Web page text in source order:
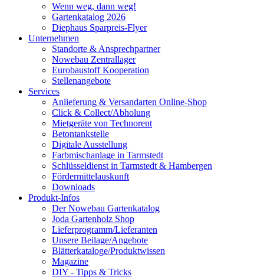
Wenn weg, dann weg!
Gartenkatalog 2026
Diephaus Sparpreis-Flyer
Unternehmen
Standorte & Ansprechpartner
Nowebau Zentrallager
Eurobaustoff Kooperation
Stellenangebote
Services
Anlieferung & Versandarten Online-Shop
Click & Collect/Abholung
Mietgeräte von Technorent
Betontankstelle
Digitale Ausstellung
Farbmischanlage in Tarmstedt
Schlüsseldienst in Tarmstedt & Hambergen
Fördermittelauskunft
Downloads
Produkt-Infos
Der Nowebau Gartenkatalog
Joda Gartenholz Shop
Lieferprogramm/Lieferanten
Unsere Beilage/Angebote
Blätterkataloge/Produktwissen
Magazine
DIY - Tipps & Tricks